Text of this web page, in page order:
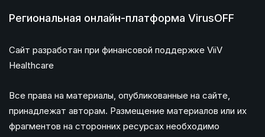
Региональная онлайн-платформа VirusOFF
Сайт разработан при финансовой поддержке ViiV
Healthcare
Все права на материалы, опубликованные на сайте,
принадлежат авторам. Размещение материалов или их
фрагментов на сторонних ресурсах необходимо